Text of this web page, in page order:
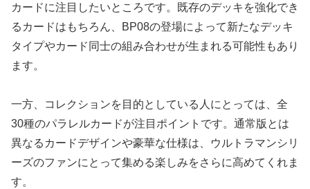
カードに注目したいところです。既存のデッキを強化でき
るカードはもちろん、BP08の登場によって新たなデッキ
タイプやカード同士の組み合わせが生まれる可能性もあり
ます。
一方、コレクションを目的としている人にとっては、全
30種のパラレルカードが注目ポイントです。通常版とは
異なるカードデザインや豪華な仕様は、ウルトラマンシリ
ーズのファンにとって集める楽しみをさらに高めてくれま
す。